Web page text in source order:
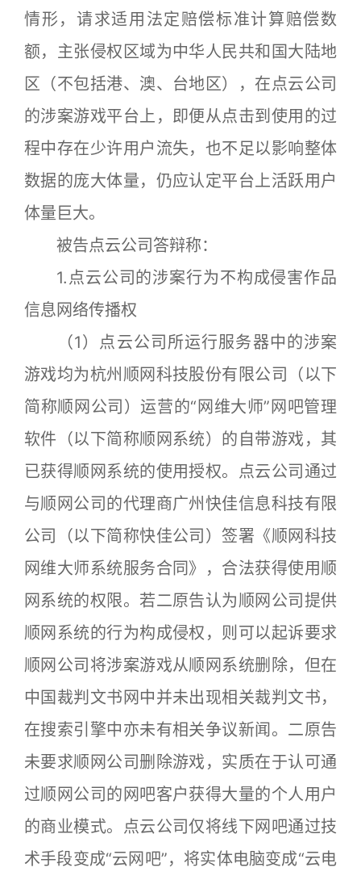
情形，请求适用法定赔偿标准计算赔偿数
额，主张侵权区域为中华人民共和国大陆地
区（不包括港、澳、台地区），在点云公司
的涉案游戏平台上，即便从点击到使用的过
程中存在少许用户流失，也不足以影响整体
数据的庞大体量，仍应认定平台上活跃用户
体量巨大。
被告点云公司答辩称：
1.点云公司的涉案行为不构成侵害作品
信息网络传播权
（1）点云公司所运行服务器中的涉案
游戏均为杭州顺网科技股份有限公司（以下
简称顺网公司）运营的“网维大师”网吧管理
软件（以下简称顺网系统）的自带游戏，其
已获得顺网系统的使用授权。点云公司通过
与顺网公司的代理商广州快佳信息科技有限
公司（以下简称快佳公司）签署《顺网科技
网维大师系统服务合同》，合法获得使用顺
网系统的权限。若二原告认为顺网公司提供
顺网系统的行为构成侵权，则可以起诉要求
顺网公司将涉案游戏从顺网系统删除，但在
中国裁判文书网中并未出现相关裁判文书，
在搜索引擎中亦未有相关争议新闻。二原告
未要求顺网公司删除游戏，实质在于认可通
过顺网公司的网吧客户获得大量的个人用户
的商业模式。点云公司仅将线下网吧通过技
术手段变成“云网吧”，将实体电脑变成“云电